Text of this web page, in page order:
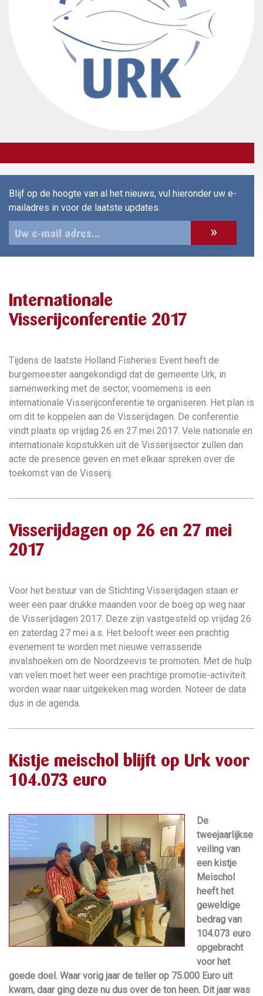
Blijf op de hoogte van al het nieuws, vul hieronder uw e-
mailadres in voor de laatste updates.
Internationale
Visserijconferentie 2017
Tijdens de laatste Holland Fisheries Event heeft de
burgemeester aangekondigd dat de gemeente Urk, in
samenwerking met de sector, voornemens is een
internationale Visserijconferentie te organiseren. Het plan is
om dit te koppelen aan de Visserijdagen. De conferentie
vindt plaats op vrijdag 26 en 27 mei 2017. Vele nationale en
internationale kopstukken uit de Visserijsector zullen dan
acte de presence geven en met elkaar spreken over de
toekomst van de Visserij.
Visserijdagen op 26 en 27 mei
2017
Voor het bestuur van de Stichting Visserijdagen staan er
weer een paar drukke maanden voor de boeg op weg naar
de Visserijdagen 2017. Deze zijn vastgesteld op vrijdag 26
en zaterdag 27 mei a.s. Het belooft weer een prachtig
evenement te worden met nieuwe verrassende
invalshoeken om de Noordzeevis te promoten. Met de hulp
van velen moet het weer een prachtige promotie-activiteit
worden waar naar uitgekeken mag worden. Noteer de data
dus in de agenda.
Kistje meischol blijft op Urk voor
104.073 euro
De
tweejaarlijkse
veiling van
een kistje
Meischol
heeft het
geweldige
bedrag van
104.073 euro
opgebracht
voor het
goede doel. Waar vorig jaar de teller op 75.000 Euro uit
kwam, daar ging deze nu dus over de ton heen. Dit jaar was